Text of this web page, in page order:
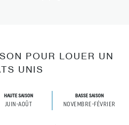
POUR LOUER UN
UNIS
HAUTE SAISON
JUIN-AOÛT
BASSE SAISON
NOVEMBRE-FÉVRIER